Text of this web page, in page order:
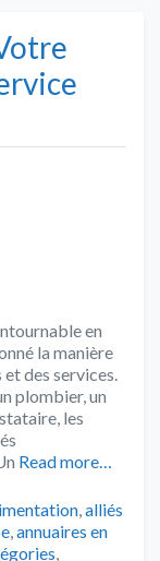
en
la manière
des services.
plombier, un
les
Read more…
,alliés
,annuaires en
,